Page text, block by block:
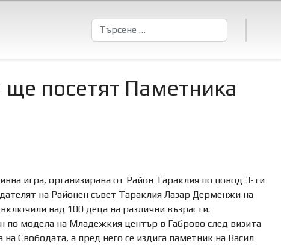
Търсене
посетят Паметника
игра, организирана от Район Тараклия по повод 3-ти
на Районен съвет Тараклия Лазар Дерменжи на
над 100 деца на различни възрасти.
модела на Младежкия център в Габрово след визита
Свободата, а пред него се издига паметник на Васил